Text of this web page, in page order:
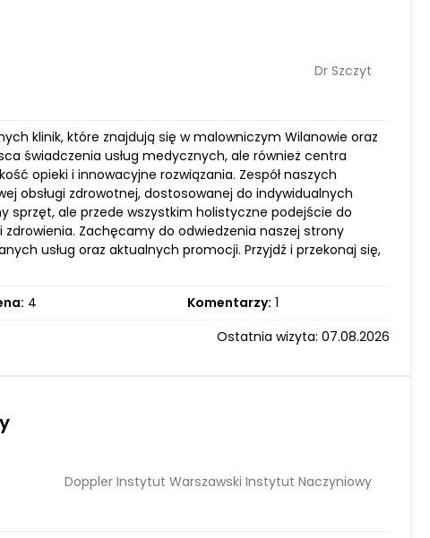
Dr Szczyt
klinik, które znajdują się w malowniczym Wilanowie oraz
świadczenia usług medycznych, ale również centra
opieki i innowacyjne rozwiązania. Zespół naszych
obsługi zdrowotnej, dostosowanej do indywidualnych
sprzęt, ale przede wszystkim holistyczne podejście do
Zachęcamy do odwiedzenia naszej strony
usług oraz aktualnych promocji. Przyjdź i przekonaj się,
4 Komentarzy: 1
Ostatnia wizyta: 07.08.2026
Doppler Instytut Warszawski Instytut Naczyniowy